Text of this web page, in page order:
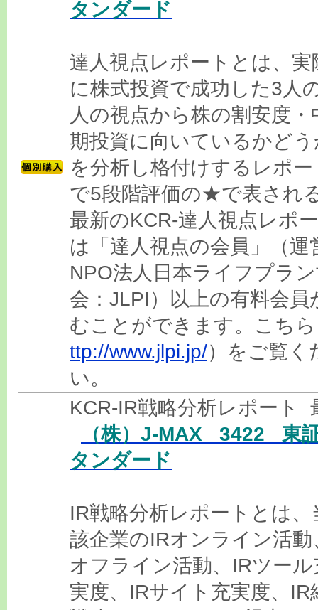
タンダード
達人視点レポートとは、実
に株式投資で成功した3人
人の視点から株の割安度・
期投資に向いているかど
を分析し格付けするレポー
で5段階評価の★で表され
最新のKCR-達人視点レポ
は「達人視点の会員」（運
NPO法人日本ライフプラ
会：JLPI）以上の有料会員
むことができます。こち
ttp://www.jlpi.jp/）をご覧く
い。
KCR-IR戦略分析レポート
（株）J-MAX 3422 東
タンダード
IR戦略分析レポートとは、
該企業のIRオンライン活動
オフライン活動、IRツール
実度、IRサイト充実度、IR